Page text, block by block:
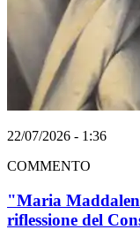
22/07/2026 - 1:36
COMMENTO
"Maria
riflessione del